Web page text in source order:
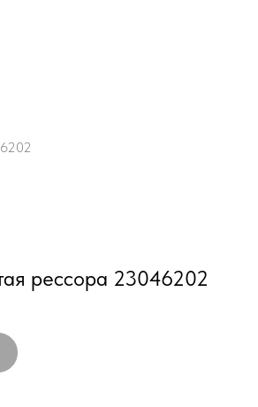
+375 (29)
+375 (33)
склад теперь по адресу
рессора 23046202